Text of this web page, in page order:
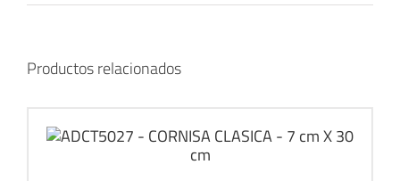
Productos relacionados